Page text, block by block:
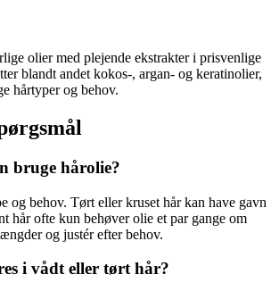
olier med plejende ekstrakter i prisvenlige
blandt andet kokos-, argan- og keratinolier,
hårtyper og behov.
bruge hårolie?
og behov. Tørt eller kruset hår kan have gavn
hår ofte kun behøver olie et par gange om
og justér efter behov.
i vådt eller tørt hår?